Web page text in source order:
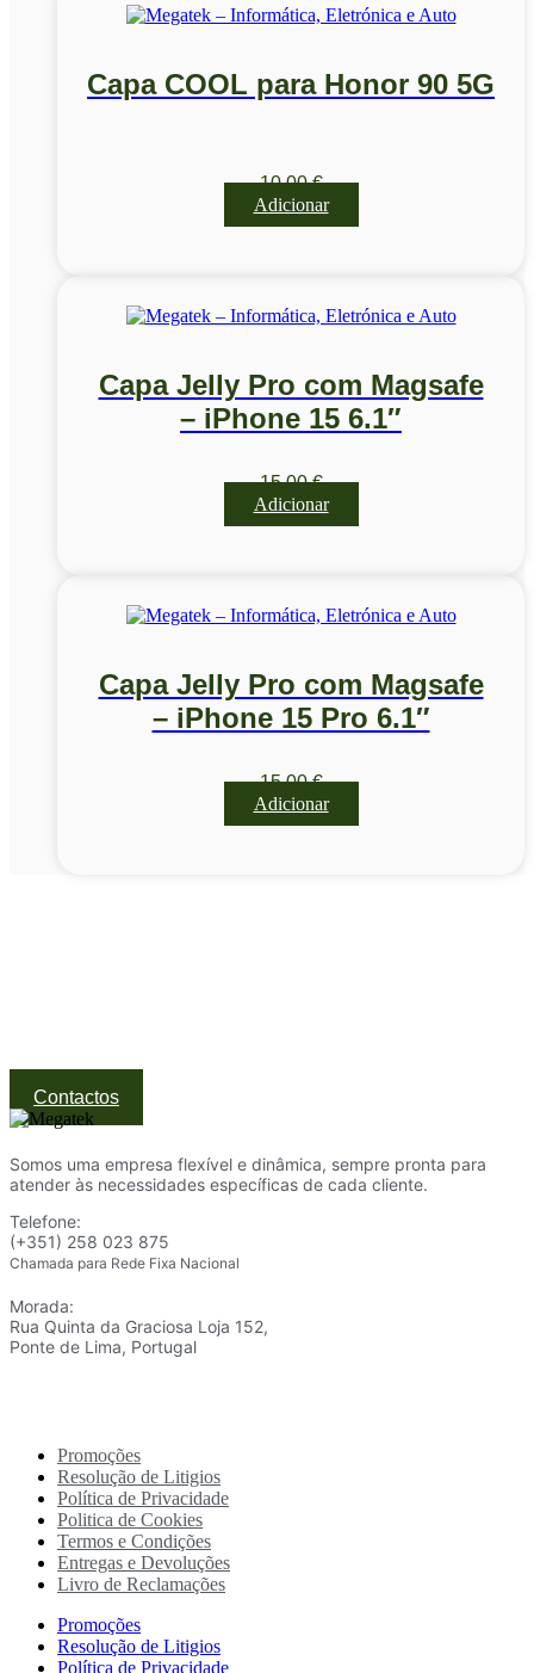
Capa COOL para Honor 90 5G
10,00€
Adicionar
Capa Jelly Pro com Magsafe
– iPhone 15 6.1″
15,00€
Adicionar
Capa Jelly Pro com Magsafe
– iPhone 15 Pro 6.1″
15,00€
Adicionar
Contactos
Somos uma empresa flexível e dinâmica, sempre pronta para
atender às necessidades específicas de cada cliente.
Telefone:
(+351) 258 023 875
Chamada para Rede Fixa Nacional
Morada:
Rua Quinta da Graciosa Loja 152,
Ponte de Lima, Portugal
Promoções
Resolução de Litigios
Política de Privacidade
Politica de Cookies
Termos e Condições
Entregas e Devoluções
Livro de Reclamações
Promoções
Resolução de Litigios
Política de Privacidade